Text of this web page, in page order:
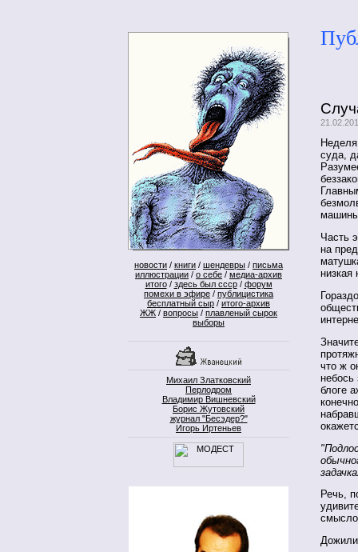
новости / книги / шендевры / письма
иллюстрации / о себе / медиа-архив
итого/ здесь был ссср/ форум
помехи в эфире / публицистика
бесплатный сыр / итого-архив
ЖЖ / вопросы / плавленый сырок
выборы
Михаил Златковский
Перлодром
Владимир Вишневский
Борис Жутовский
журнал "Бесэдер?"
Игорь Иртеньев
суда,
Часть
на
что ж
блоге
Речь,